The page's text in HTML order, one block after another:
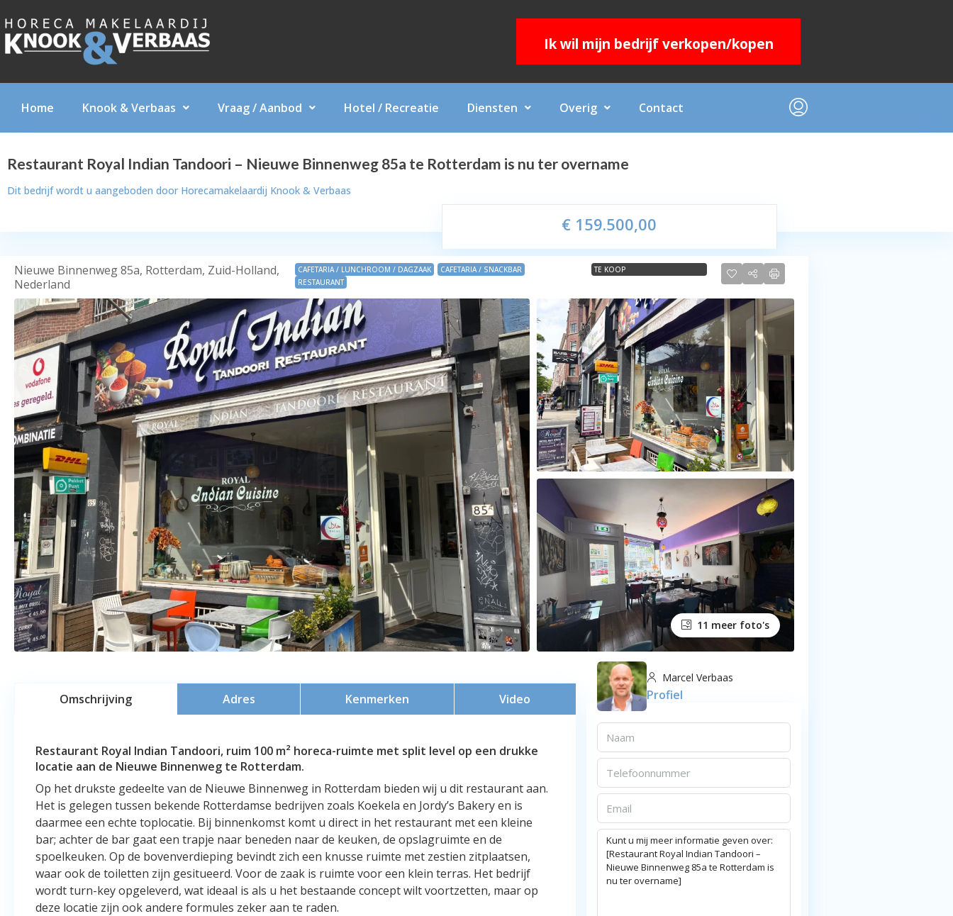
Ik wil mijn bedrijf verkopen/kopen
Home Knook & Verbaas Vraag / Aanbod Hotel / Recreatie Diensten Overig Contact
Restaurant Royal Indian Tandoori – Nieuwe Binnenweg 85a te Rotterdam is nu ter overname
Dit bedrijf wordt u aangeboden door Horecamakelaardij Knook & Verbaas
€ 159.500,00
Nieuwe Binnenweg 85a, Rotterdam, Zuid-Holland,
Nederland
CAFETARIA / LUNCHROOM / DAGZAAK
CAFETARIA / SNACKBAR
RESTAURANT
TE KOOP
11 meer foto's
Omschrijving Adres Kenmerken Video
Restaurant Royal Indian Tandoori, ruim 100 m² horeca-ruimte met split level op een drukke
locatie aan de Nieuwe Binnenweg te Rotterdam.
Op het drukste gedeelte van de Nieuwe Binnenweg in Rotterdam bieden wij u dit restaurant aan.
Het is gelegen tussen bekende Rotterdamse bedrijven zoals Koekela en Jordy’s Bakery en is
daarmee een echte toplocatie. Bij binnenkomst komt u direct in het restaurant met een kleine
bar; achter de bar gaat een trapje naar beneden naar de keuken, de opslagruimte en de
spoelkeuken. Op de bovenverdieping bevindt zich een knusse ruimte met zestien zitplaatsen,
waar ook de toiletten zijn gesitueerd. Voor de zaak is ruimte voor een klein terras. Het bedrijf
wordt turn-key opgeleverd, wat ideaal is als u het bestaande concept wilt voortzetten, maar op
deze locatie zijn ook andere formules zeker aan te raden.
Marcel Verbaas
Profiel